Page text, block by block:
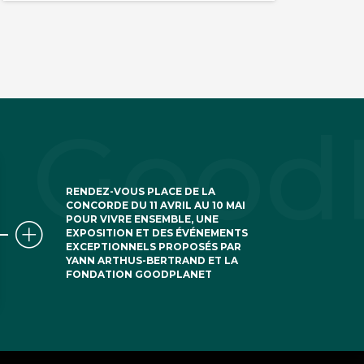
RENDEZ-VOUS PLACE DE LA
CONCORDE DU 11 AVRIL AU 10 MAI
POUR VIVRE ENSEMBLE, UNE
EXPOSITION ET DES ÉVÉNEMENTS
EXCEPTIONNELS PROPOSÉS PAR
YANN ARTHUS-BERTRAND ET LA
FONDATION GOODPLANET